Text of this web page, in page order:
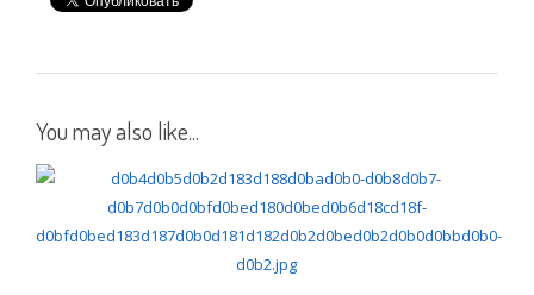
You may also like...